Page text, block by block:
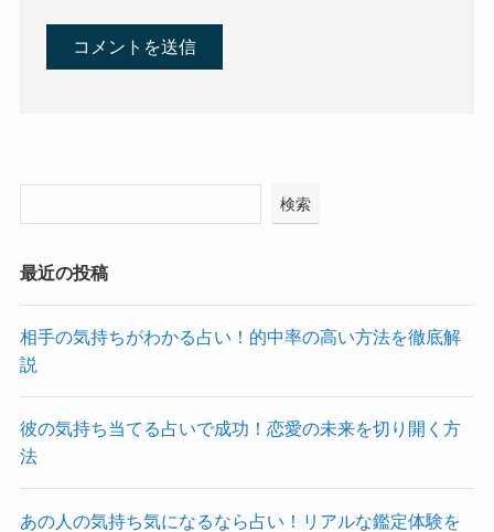
検索
最近の投稿
相手の気持ちがわかる占い！的中率の高い方法を徹底解
説
彼の気持ち当てる占いで成功！恋愛の未来を切り開く方
法
あの人の気持ち気になるなら占い！リアルな鑑定体験を